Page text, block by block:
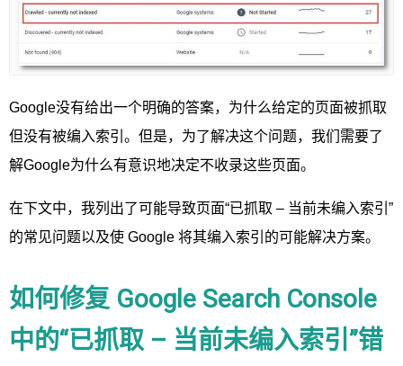
Google没有给出一个明确的答案，为什么给定的页面被抓取
但没有被编入索引。但是，为了解决这个问题，我们需要了
解Google为什么有意识地决定不收录这些页面。
在下文中，我列出了可能导致页面“已抓取 – 当前未编入索引”
的常见问题以及使 Google 将其编入索引的可能解决方案。
如何修复 Google Search Console
中的“已抓取 – 当前未编入索引”错